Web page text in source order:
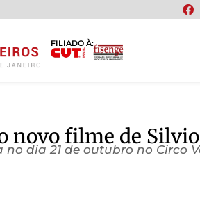
FILIADO À:
novo filme de
dia 21 de outubro no Circo